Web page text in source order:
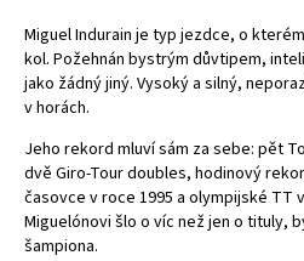
Miguel Indurain je typ jezdce, o
kol. Požehnán bystrým důvtipem,
jako žádný jiný. Vysoký a silný,
v horách.
Jeho rekord mluví sám za sebe: pět
dvě Giro-Tour doubles, hodinový
časovce v roce 1995 a olympijské TT
Miguelónovi šlo o víc než jen o tituly,
šampiona.